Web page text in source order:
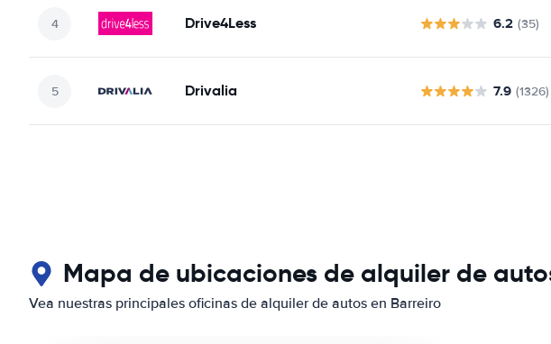
Drive4Less 6.2 (35)
Drivalia 7.9 (1326)
Mapa de ubicaciones de alquiler de
Vea nuestras principales oficinas de alquiler de autos en Barreiro